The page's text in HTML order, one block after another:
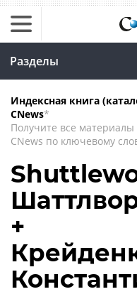
Разделы
Индексная книга
CNews*
Получите все материалы
CNews по ключевому
+